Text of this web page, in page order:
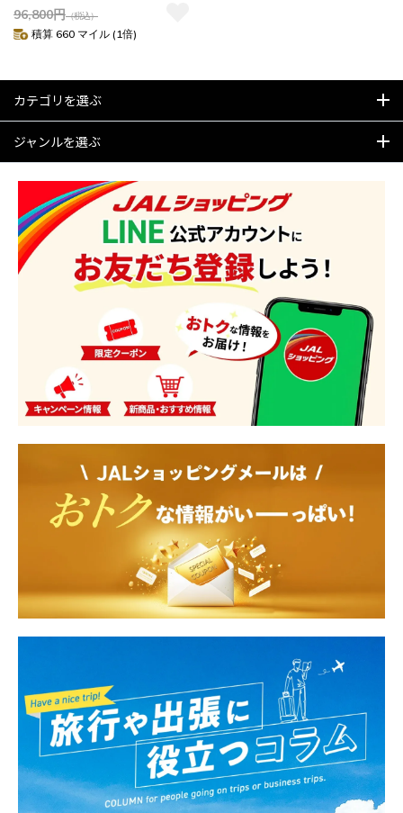
96,800円（税込）
積算 660 マイル (1倍)
カテゴリを選ぶ
ジャンルを選ぶ